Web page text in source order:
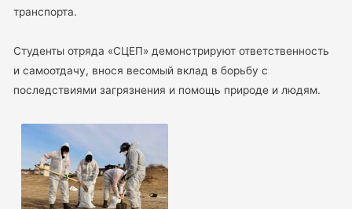
транспорта.
Студенты отряда «СЦЕП» демонстрируют ответственность
и самоотдачу, внося весомый вклад в борьбу с
последствиями загрязнения и помощь природе и людям.